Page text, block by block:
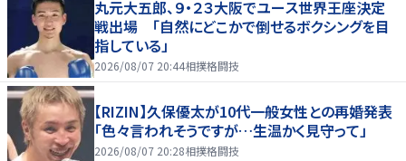
丸元大五郎、９・２３大阪でユース世界王座決定
戦出場 「自然にどこかで倒せるボクシングを目
指している」
2026/08/07 20:44相撲格闘技
【RIZIN】久保優太が10代一般女性との再婚発表
「色々言われそうですが…生温かく見守って」
2026/08/07 20:28相撲格闘技